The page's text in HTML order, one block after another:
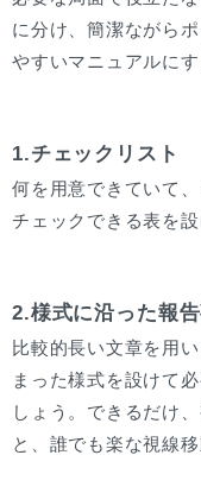
に分け、簡潔ながら
やすいマニュアルにす
1.チェックリスト
何を用意できていて
チェックできる表を設
2.様式に沿った報
比較的長い文章を用
まった様式を設けて
しょう。できるだけ
と、誰でも楽な視線